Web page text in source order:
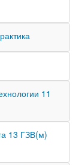
11
13 ГЗВ(м)